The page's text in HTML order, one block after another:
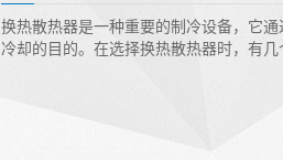
换热散热器是一种重要的制冷设备，它通
冷却的目的。在选择换热散热器时，有几